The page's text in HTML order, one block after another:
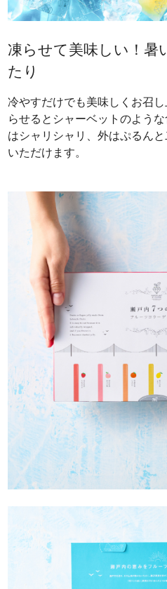
凍らせて美味しい！暑
たり
冷やすだけでも美味しくお召
らせるとシャーベットのよう
はシャリシャリ、外はぷるん
いただけます。